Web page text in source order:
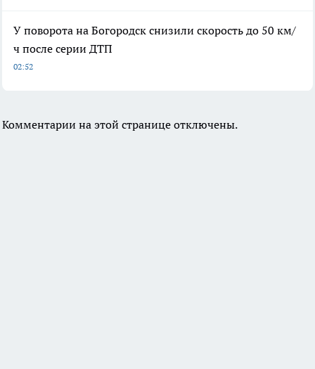
У поворота на Богородск снизили скорость до 50 км/
ч после серии ДТП
02:52
Комментарии на этой странице отключены.